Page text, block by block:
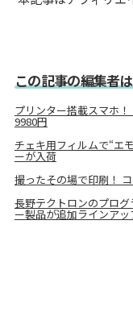
この記事の編集者
プリンター搭載スマホ
9980円
チェキ用フィルムで“エ
ーが入荷
撮ったその場で印刷！
長野テクトロンのプロ
ー製品が追加ラインアッ